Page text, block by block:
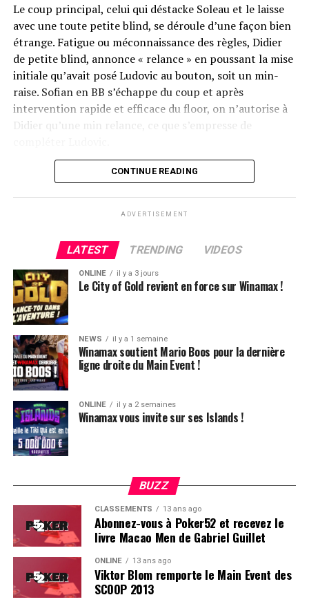
Le coup principal, celui qui déstacke Soleau et le laisse
avec une toute petite blind, se déroule d’une façon bien
étrange. Fatigue ou méconnaissance des règles, Didier
de petite blind, annonce « relance » en poussant la mise
initiale qu’avait posé Ludovic au bouton, soit un min-
raise. Sofian en BB s’échappe du coup et après
intervention rapide et efficace du floor, on n’autorise à
Didier qu’une min relance, ce que s’empresse de
Flop QJ4. All-in de Ludovic et insta call de Logghe, avec
peine une BB, qu’il perdra le coup suivant contre le
même adversaire.
Ludovic Soleau sort donc à la troisième place, pour un
joli gain de 15720€ !
Place au heads-up final.
CONTINUE READING
ADVERTISEMENT
LATEST TRENDING VIDEOS
ONLINE il y a 3 jours
Le City of Gold revient en force sur Winamax !
NEWS il y a 1 semaine
Winamax soutient Mario Boos pour la dernière
ligne droite du Main Event !
ONLINE il y a 2 semaines
Winamax vous invite sur ses Islands !
BUZZ
CLASSEMENTS 13 ans ago
Abonnez-vous à Poker52 et recevez le
livre Macao Men de Gabriel Guillet
ONLINE 13 ans ago
Viktor Blom remporte le Main Event des
SCOOP 2013